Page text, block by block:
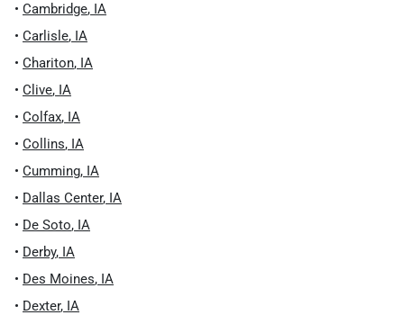
• Cambridge, IA
• Carlisle, IA
• Chariton, IA
• Clive, IA
• Colfax, IA
• Collins, IA
• Cumming, IA
• Dallas Center, IA
• De Soto, IA
• Derby, IA
• Des Moines, IA
• Dexter, IA